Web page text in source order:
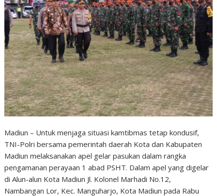
Madiun – Untuk menjaga situasi kamtibmas tetap kondusif,
TNI-Polri bersama pemerintah daerah Kota dan Kabupaten
Madiun melaksanakan apel gelar pasukan dalam rangka
pengamanan perayaan 1 abad PSHT. Dalam apel yang digelar
di Alun-alun Kota Madiun Jl. Kolonel Marhadi No.12,
Nambangan Lor, Kec. Manguharjo, Kota Madiun pada Rabu